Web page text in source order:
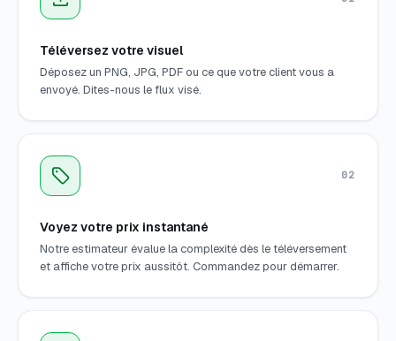
Téléversez votre visuel
Déposez un PNG, JPG, PDF ou ce que votre client vous a
envoyé. Dites-nous le flux visé.
02
Voyez votre prix instantané
Notre estimateur évalue la complexité dès le téléversement
et affiche votre prix aussitôt. Commandez pour démarrer.